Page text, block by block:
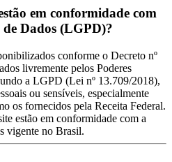
em conformidade com
Dados (LGPD)?
conforme o Decreto nº
livremente pelos Poderes
a LGPD (Lei nº 13.709/2018),
ou sensíveis, especialmente
os fornecidos pela Receita Federal.
estão em conformidade com a
vigente no Brasil.